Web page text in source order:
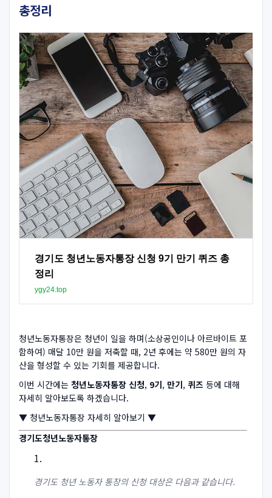
총정리
경기도 청년노동자통장 신청 9기 만기 퀴즈 총
정리
ygy24.top
청년노동자통장은 청년이 일을 하며(소상공인이나 아르바이트 포
함하여) 매달 10만 원을 저축할 때, 2년 후에는 약 580만 원의 자
산을 형성할 수 있는 기회를 제공합니다.
이번 시간에는 청년노동자통장 신청, 9기, 만기, 퀴즈 등에 대해
자세히 알아보도록 하겠습니다.
▼ 청년노동자통장 자세히 알아보기 ▼
경기도청년노동자통장
경기도 청년 노동자 통장의 신청 대상은 다음과 같습니다.